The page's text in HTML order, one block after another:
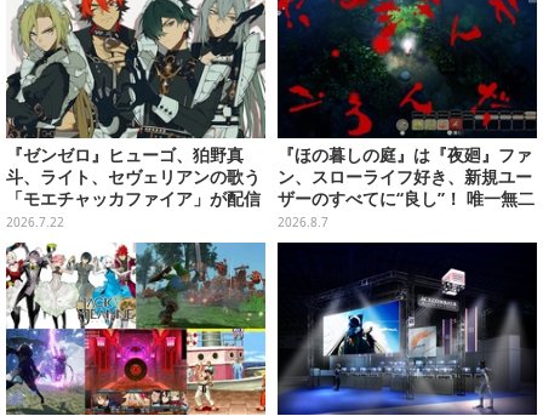
『ゼンゼロ』ヒューゴ、狛野真
斗、ライト、セヴェリアンの歌う
「モエチャッカファイア」が配信
決定―似合ってる…4人のメイド
服イラストもお披露目
2026.7.22
『ほの暮しの庭』は『夜廻』ファ
ン、スローライフ好き、新規ユー
ザーのすべてに“良し”！ 唯一無二
の「不穏生活シム」恐怖も暮らし
もお好み次第【プレイレポ】
2026.8.7